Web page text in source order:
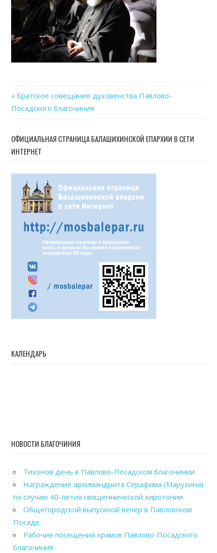
Навигация
записям
Previous
Post:
Братское совещание духовенства Павлово-
Посадского благочиния
ОФИЦИАЛЬНАЯ СТРАНИЦА БАЛАШИХИНСКОЙ ЕПАРХИИ В СЕТИ
ИНТЕРНЕТ
КАЛЕНДАРЬ
НОВОСТИ БЛАГОЧИНИЯ
Тихонов день в Павлово-Посадском благочинии
Награждение архимандрита Серафима (Марухина)
по случаю 40-летия священнической хиротонии
Общегородской выпускной вечер в Павловском
Посаде
Рабочие посещения храмов Павлово-Посадского
благочиния